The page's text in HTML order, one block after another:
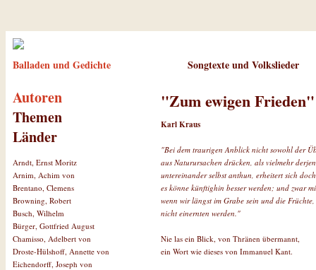
Balladen und Gedichte Songtexte und Volkslieder
Autoren
Themen
Länder
Arndt, Ernst Moritz
Arnim, Achim von
Brentano, Clemens
Browning, Robert
Busch, Wilhelm
Bürger, Gottfried August
Chamisso, Adelbert von
Droste-Hülshoff, Annette von
Eichendorff, Joseph von
"Zum ewigen
Karl Kraus
"Bei dem traurigen Anblick nicht sowohl der
aus Naturursachen drücken, als vielmehr
untereinander selbst anthun, erheitert sich
es könne künftighin besser werden; und zwar
wenn wir längst im Grabe sein und die
nicht einernten werden."
Nie las ein Blick, von Thränen übermannt,
ein Wort wie dieses von Immanuel Kant.